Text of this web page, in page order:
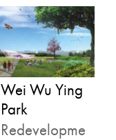
Wei Wu Ying
Park
Redevelopme